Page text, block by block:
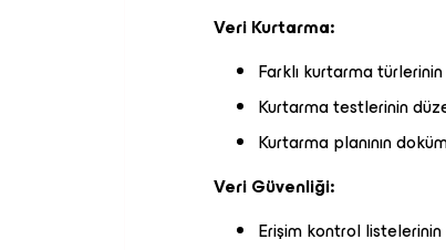
Veri Kurtarma:
Farklı kurtarma
Kurtarma testlerinin
Kurtarma planının
Veri Güvenliği:
Erişim kontrol listelerinin